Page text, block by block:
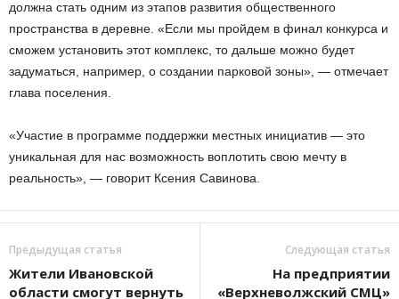
должна стать одним из этапов развития общественного
пространства в деревне. «Если мы пройдем в финал конкурса и
сможем установить этот комплекс, то дальше можно будет
задуматься, например, о создании парковой зоны», — отмечает
глава поселения.
«Участие в программе поддержки местных инициатив — это
уникальная для нас возможность воплотить свою мечту в
реальность», — говорит Ксения Савинова.
Предыдущая статья
Жители Ивановской
области смогут вернуть
Следующая статья
На предприятии
«Верхневолжский СМЦ»